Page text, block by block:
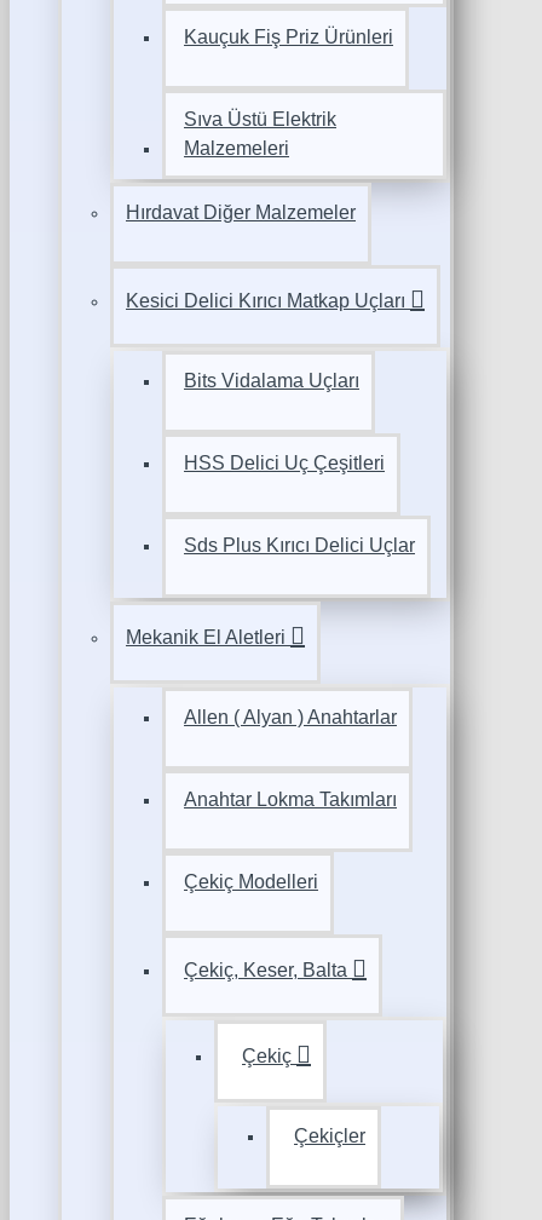
Kauçuk Fiş Priz Ürünleri
Sıva Üstü Elektrik
Malzemeleri
Hırdavat Diğer Malzemeler
Kesici Delici Kırıcı Matkap Uçları
Bits Vidalama Uçları
HSS Delici Uç Çeşitleri
Sds Plus Kırıcı Delici Uçlar
Mekanik El Aletleri
Allen ( Alyan ) Anahtarlar
Anahtar Lokma Takımları
Çekiç Modelleri
Çekiç, Keser, Balta
Çekiç
Çekiçler